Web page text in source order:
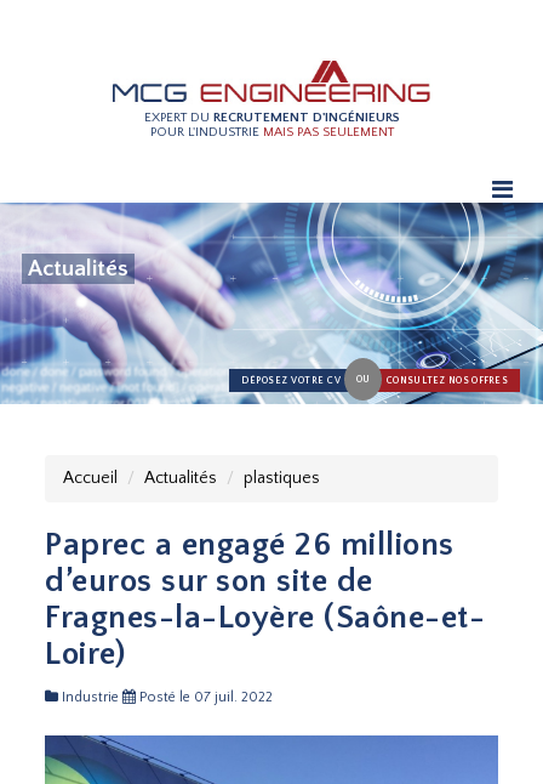
EXPERT DU RECRUTEMENT D'INGÉNIEURS
POUR L'INDUSTRIE MAIS PAS SEULEMENT
Actualités
DÉPOSEZ VOTRE CV OU CONSULTEZ NOS OFFRES
Accueil Actualités plastiques
Paprec a engagé 26 millions
d’euros sur son site de
Fragnes-la-Loyère (Saône-et-
Loire)
Industrie Posté le 07 juil. 2022